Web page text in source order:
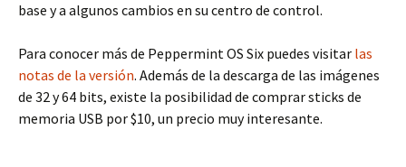
base y a algunos cambios en su centro de control.
Para conocer más de Peppermint OS Six puedes visitar las
notas de la versión. Además de la descarga de las imágenes
de 32 y 64 bits, existe la posibilidad de comprar sticks de
memoria USB por $10, un precio muy interesante.